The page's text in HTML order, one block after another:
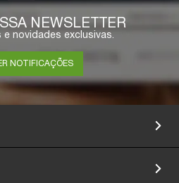
NEWSLETTER
e novidades exclusivas.
NOTIFICAÇÕES